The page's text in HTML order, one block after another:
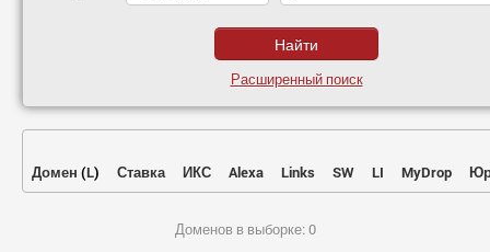
Расширенный поиск
Домен (L) Ставка ИКС Alexa Links SW LI MyDrop
Доменов в выборке: 0